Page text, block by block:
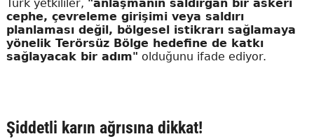
Türk yetkililer, "anlaşmanın saldırgan bir askeri
cephe, çevreleme girişimi veya saldırı
planlaması değil, bölgesel istikrarı sağlamaya
yönelik Terörsüz Bölge hedefine de katkı
sağlayacak bir adım" olduğunu ifade ediyor.
Şiddetli karın ağrısına dikkat!